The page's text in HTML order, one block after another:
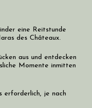
eine Reitstunde
des Châteaux.
aus und entdecken
Momente inmitten
erforderlich, je nach